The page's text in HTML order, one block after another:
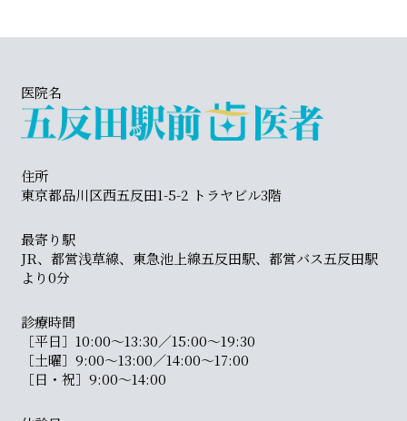
医院名
住所
東京都品川区西五反田1-5-2 トラヤビル3階
最寄り駅
JR、都営浅草線、東急池上線五反田駅、都営バス五反田駅
より0分
診療時間
［平日］10:00〜13:30／15:00〜19:30
［土曜］9:00〜13:00／14:00〜17:00
［日・祝］9:00〜14:00